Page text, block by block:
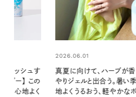
が香るひん
い季節に心
なボディケ
2026.06.01
暑い夏のナイトルーティン
える夜の爽やかご褒美ケ